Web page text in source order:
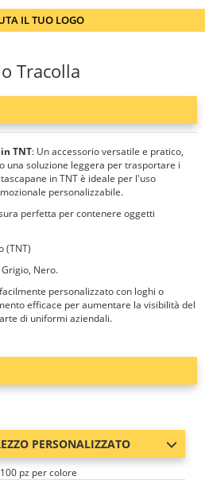
IL TUO LOGO
Tracolla
TNT: Un accessorio versatile e pratico,
una soluzione leggera per trasportare i
in TNT è ideale per l'uso
personalizzabile.
perfetta per contenere oggetti
(TNT)
Grigio, Nero.
personalizzato con loghi o
efficace per aumentare la visibilità del
di uniformi aziendali.
PERSONALIZZATO
pz per colore